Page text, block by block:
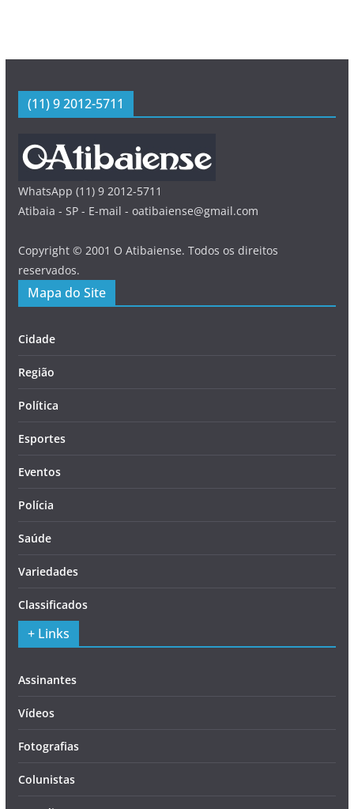
(11) 9 2012-5711
WhatsApp (11) 9 2012-5711
Atibaia - SP - E-mail - oatibaiense@gmail.com
Copyright © 2001 O Atibaiense. Todos os direitos
reservados.
Mapa do Site
Cidade
Região
Política
Esportes
Eventos
Polícia
Saúde
Variedades
Classificados
+ Links
Assinantes
Vídeos
Fotografias
Colunistas